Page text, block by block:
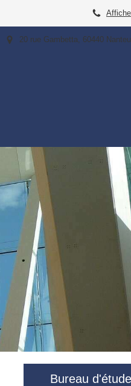
20 rue Gambetta, 60440
Bureau